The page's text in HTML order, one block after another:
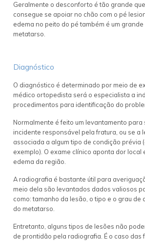
Geralmente o desconforto é tão grande
consegue se apoiar no chão com o pé
edema no peito do pé também é um
metatarso.
Diagnóstico
O diagnóstico é determinado por meio de
médico ortopedista será o especialista a
procedimentos para identificação do
Normalmente é feito um levantamento para
incidente responsável pela fratura, ou se a
associada a algum tipo de condição prévia
exemplo). O exame clínico aponta dor local
edema da região.
A radiografia é bastante útil para
meio dela são levantados dados valiosos
como: tamanho da lesão, o tipo e o grau de
do metatarso.
Entretanto, alguns tipos de lesões não
de prontidão pela radiografia. É o caso das